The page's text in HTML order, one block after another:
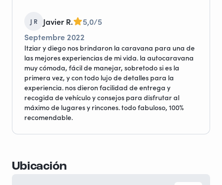
J R Javier R.
5,0/5
Septembre 2022
Itziar y diego nos brindaron la caravana para una de
las mejores experiencias de mi vida. la autocaravana
muy cómoda, fácil de manejar, sobretodo si es la
primera vez, y con todo lujo de detalles para la
experiencia. nos dieron facilidad de entrega y
recogida de vehículo y consejos para disfrutar al
máximo de lugares y rincones. todo fabuloso, 100%
recomendable.
Ubicación